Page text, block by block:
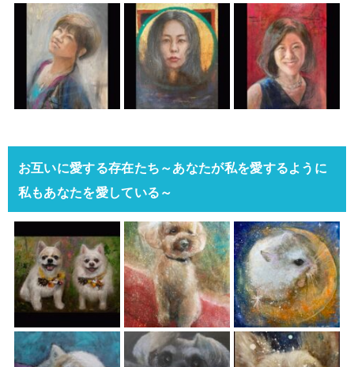
お互いに愛する存在たち～あなたが私を愛するように
私もあなたを愛している～